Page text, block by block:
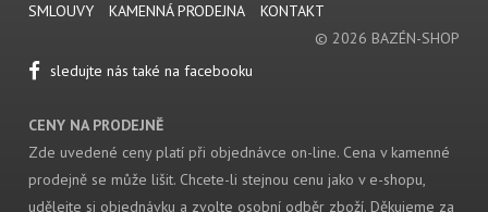
SMLOUVY
KAMENNÁ PRODEJNA
KONTAKT
© 2026 BAZÉN-SHOP
sledujte nás také na facebooku
CENY NA PRODEJNĚ
Zde uvedené ceny platí při objednávce on-line. Cena v kamenné
prodejně se může lišit. Chcete-li stejnou cenu jako v e-shopu,
udělejte si objednávku a zvolte osobní odběr zboží. Děkujeme za